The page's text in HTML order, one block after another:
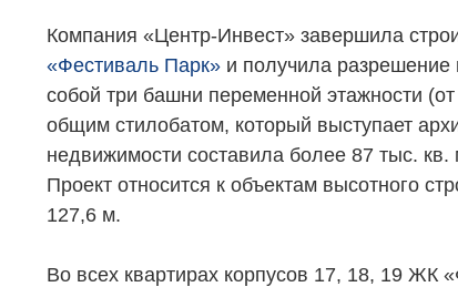
Компания «Центр-Инвест» завершила
«Фестиваль Парк» и получила разрешение
собой три башни переменной этажности
общим стилобатом, который выступает
недвижимости составила более 87 тыс.
Проект относится к объектам высотного
127,6 м.
Во всех квартирах корпусов 17, 18, 19 ЖК